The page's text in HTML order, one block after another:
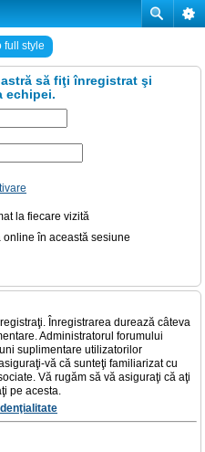
full style
să fiţi înregistrat şi
echipei.
la fiecare vizită
în această sesiune
Înregistrarea durează câteva
Administratorul forumului
suplimentare utilizatorilor
vă că sunteţi familiarizat cu
Vă rugăm să vă asiguraţi că aţi
pe acesta.